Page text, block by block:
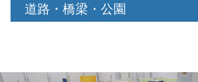
道路・橋梁・公園